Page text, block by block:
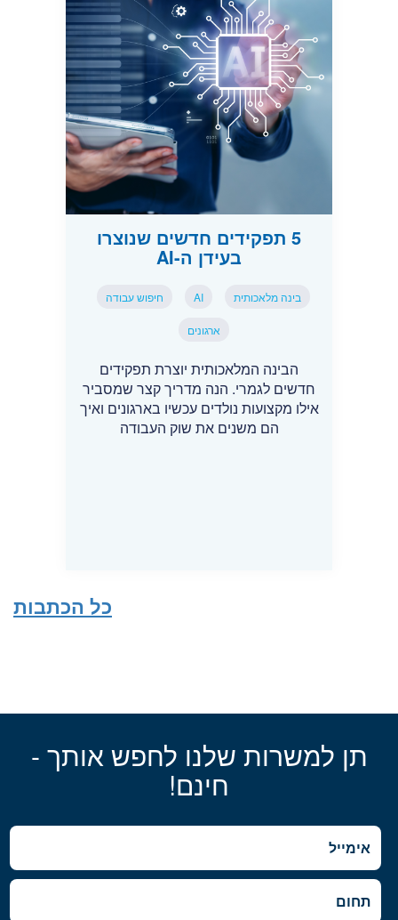
5 תפקידים חדשים שנוצרו
בעידן ה-AI
בינה מלאכותית AI חיפוש עבודה
ארגונים
הבינה המלאכותית יוצרת תפקידים
חדשים לגמרי. הנה מדריך קצר שמסביר
אילו מקצועות נולדים עכשיו בארגונים ואיך
הם משנים את שוק העבודה
כל הכתבות
תן למשרות שלנו לחפש אותך -
חינם!